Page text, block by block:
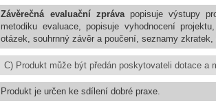
Závěrečná evaluační zprávapopisuje výstupy
metodiku evaluace, popisuje vyhodnocení
otázek, souhrnný závěr a poučení, seznamy zkratek,
Produkt je určen ke sdílení dobré praxe.